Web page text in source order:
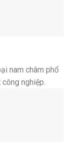
nam châm phổ
nghiệp.